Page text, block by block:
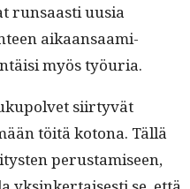
run­saasti uusia
aikaansaami­
myös työuria.
siir­tyvät
töitä kotona. Täl­lä
perus­tamiseen,